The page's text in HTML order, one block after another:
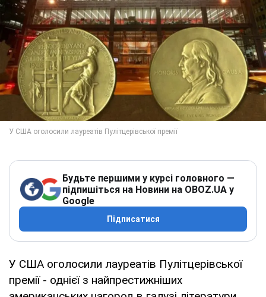
Будьте першими у курсі головного —
підпишіться на Новини на OBOZ.UA у
Google
Підписатися
У США оголосили лауреатів Пулітцерівської
премії - однієї з найпрестижніших